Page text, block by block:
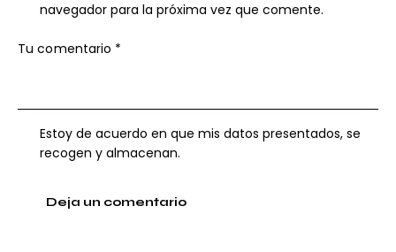
navegador para la próxima vez que comente.
Estoy de acuerdo en que mis datos presentados, se
recogen y almacenan.